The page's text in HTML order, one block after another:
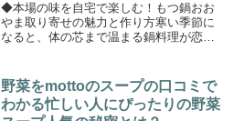
◆本場の味を自宅で楽しむ！もつ鍋おお
やま取り寄せの魅力と作り方寒い季節に
なると、体の芯まで温まる鍋料理が恋し
し、忙しい日常の中で本格的なもつ鍋を
楽しむのは難しいと感じる...
野菜をmottoのスープの口コミで
わかる忙しい人にぴったりの野菜